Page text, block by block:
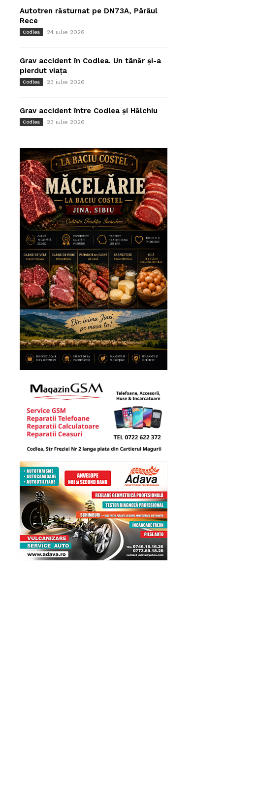
Autotren răsturnat pe DN73A, Pârâul
Rece
Codlea 24 iulie 2026
Grav accident în Codlea. Un tânăr și-a
pierdut viața
Codlea 23 iulie 2026
Grav accident între Codlea și Hălchiu
Codlea 23 iulie 2026